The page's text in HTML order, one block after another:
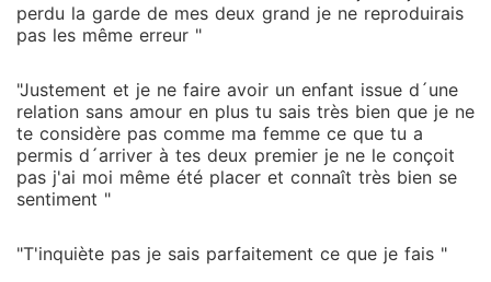
perdu la garde de mes deux grand je ne reproduirais
pas les même erreur "
"Justement et je ne faire avoir un enfant issue d´une
relation sans amour en plus tu sais très bien que je ne
te considère pas comme ma femme ce que tu a
permis d´arriver à tes deux premier je ne le conçoit
pas j'ai moi même été placer et connaît très bien se
sentiment "
"T'inquiète pas je sais parfaitement ce que je fais "